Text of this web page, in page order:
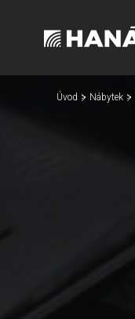
Úvod Nábytek